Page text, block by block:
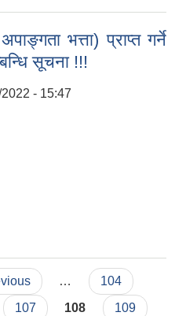
भत्ता) प्राप्त गर्ने
सूचना !!!
- 15:47
…
104
107 108
109